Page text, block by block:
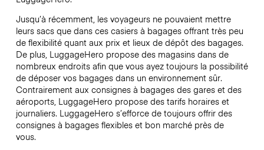
Jusqu’à récemment, les voyageurs ne pouvaient mettre
leurs sacs que dans ces casiers à bagages offrant très peu
de flexibilité quant aux prix et lieux de dépôt des bagages.
De plus, LuggageHero propose des magasins dans de
nombreux endroits afin que vous ayez toujours la possibilité
de déposer vos bagages dans un environnement sûr.
Contrairement aux consignes à bagages des gares et des
aéroports, LuggageHero propose des tarifs horaires et
journaliers. LuggageHero s’efforce de toujours offrir des
consignes à bagages flexibles et bon marché près de
vous.